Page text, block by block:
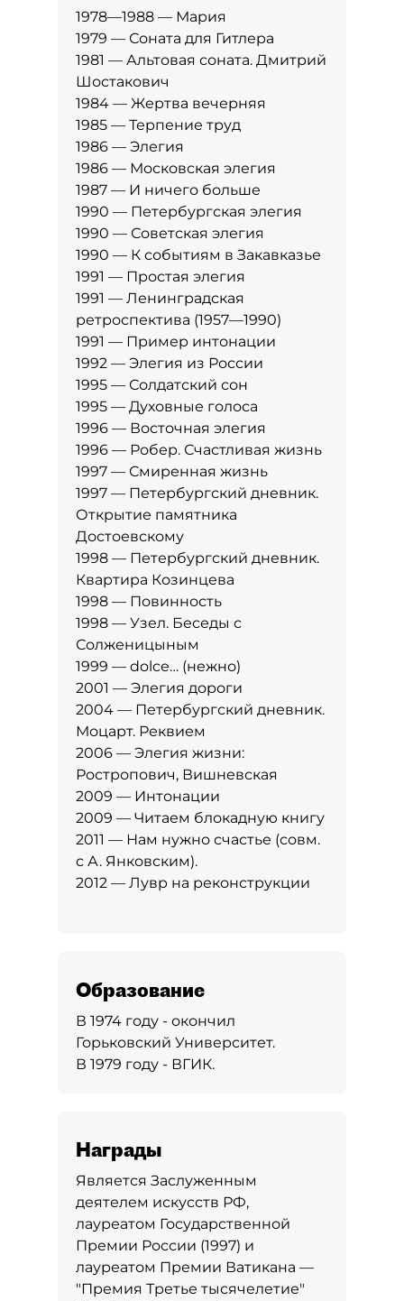
1978—1988 — Мария
1979 — Соната для Гитлера
1981 — Альтовая соната. Дмитрий
Шостакович
1984 — Жертва вечерняя
1985 — Терпение труд
1986 — Элегия
1986 — Московская элегия
1987 — И ничего больше
1990 — Петербургская элегия
1990 — Советская элегия
1990 — К событиям в Закавказье
1991 — Простая элегия
1991 — Ленинградская
ретроспектива (1957—1990)
1991 — Пример интонации
1992 — Элегия из России
1995 — Солдатский сон
1995 — Духовные голоса
1996 — Восточная элегия
1996 — Робер. Счастливая жизнь
1997 — Смиренная жизнь
1997 — Петербургский дневник.
Открытие памятника
Достоевскому
1998 — Петербургский дневник.
Квартира Козинцева
1998 — Повинность
1998 — Узел. Беседы с
Солженицыным
1999 — dolce… (нежно)
2001 — Элегия дороги
2004 — Петербургский дневник.
Моцарт. Реквием
2006 — Элегия жизни:
Ростропович, Вишневская
2009 — Интонации
2009 — Читаем блокадную книгу
2011 — Нам нужно счастье (совм.
с А. Янковским).
2012 — Лувр на реконструкции
Образование
В 1974 году - окончил
Горьковский Университет.
В 1979 году - ВГИК.
Награды
Является Заслуженным
деятелем искусств РФ,
лауреатом Государственной
Премии России (1997) и
лауреатом Премии Ватикана —
"Премия Третье тысячелетие"